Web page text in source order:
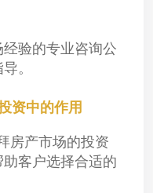
验的专业咨询公
。
资中的作用
房产市场的投资
客户选择合适的